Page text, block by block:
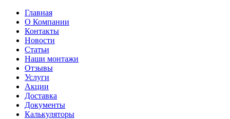
Главная
О Компании
Контакты
Новости
Статьи
Наши монтажи
Отзывы
Услуги
Акции
Доставка
Документы
Калькуляторы